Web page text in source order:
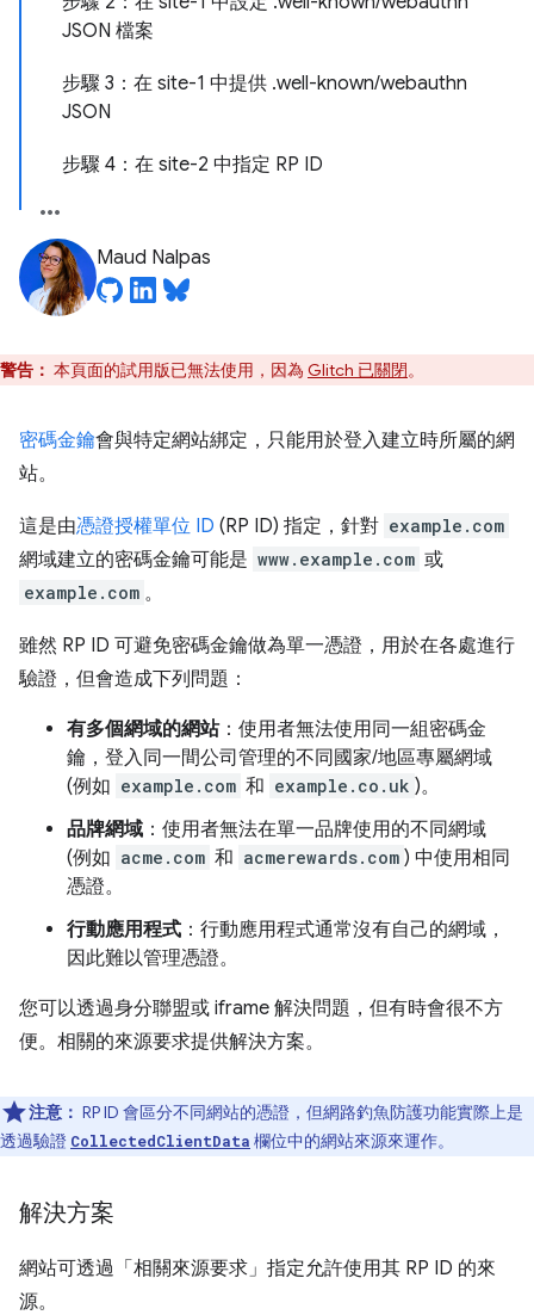
JSON 檔案
步驟 3：在 site-1 中提供 .well-known/webauthn
JSON
步驟 4：在 site-2 中指定 RP ID
Maud Nalpas
警告： 本頁面的試用版已無法使用，因為 Glitch 已關閉。
密碼金鑰會與特定網站綁定，只能用於登入建立時所屬的網
站。
這是由憑證授權單位 ID (RP ID) 指定，針對 example.com
網域建立的密碼金鑰可能是 www.example.com 或
example.com 。
雖然 RP ID 可避免密碼金鑰做為單一憑證，用於在各處進行
驗證，但會造成下列問題：
有多個網域的網站：使用者無法使用同一組密碼金
鑰，登入同一間公司管理的不同國家/地區專屬網域
(例如 example.com 和 example.co.uk )。
品牌網域 ：使用者無法在單一品牌使用的不同網域
(例如 acme.com 和 acmerewards.com ) 中使用相同
憑證。
行動應用程式 ：行動應用程式通常沒有自己的網域，
因此難以管理憑證。
您可以透過身分聯盟或 iframe 解決問題，但有時會很不方
便。相關的來源要求提供解決方案。
注意： RP ID 會區分不同網站的憑證，但網路釣魚防護功能實際上是
透過驗證 CollectedClientData 欄位中的網站來源來運作。
解決方案
網站可透過「相關來源要求」 指定允許使用其 RP ID 的來
源。